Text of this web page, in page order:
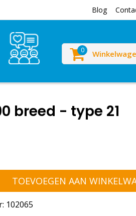
Blog
0
breed - type 21
TOEVOEGEN AAN
102065